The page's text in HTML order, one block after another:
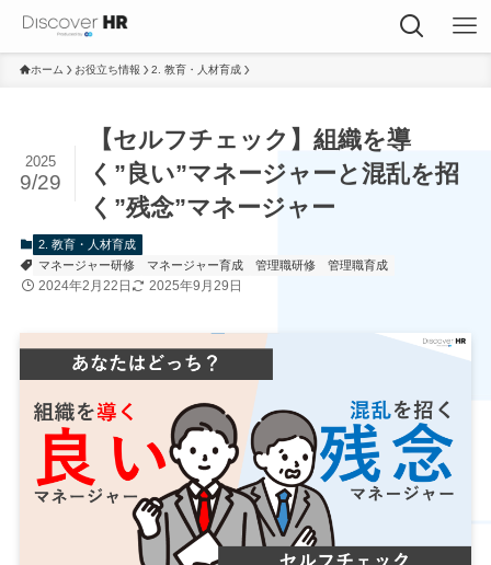
ホーム お役立ち情報 2. 教育・人材育成
【セルフチェック】組織を導
く”良い”マネージャーと混乱を招
く”残念”マネージャー
2025
9/29
2. 教育・人材育成
マネージャー研修
マネージャー育成 管理職研修 管理職育成
2024年2月22日 2025年9月29日